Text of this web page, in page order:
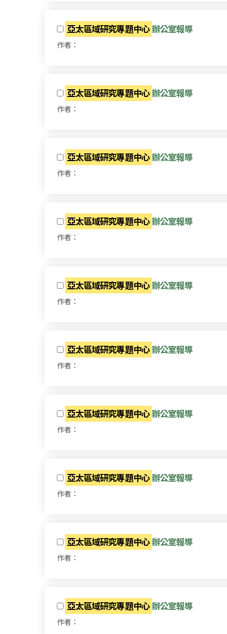
亞太區域研究專題中心 辦公室報導
作者：
亞太區域研究專題中心 辦公室報導
作者：
亞太區域研究專題中心 辦公室報導
作者：
亞太區域研究專題中心 辦公室報導
作者：
亞太區域研究專題中心 辦公室報導
作者：
亞太區域研究專題中心 辦公室報導
作者：
亞太區域研究專題中心 辦公室報導
作者：
亞太區域研究專題中心 辦公室報導
作者：
亞太區域研究專題中心 辦公室報導
作者：
亞太區域研究專題中心 辦公室報導
作者：